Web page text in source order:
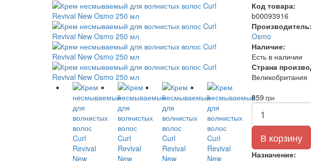
Код товара:
b00093916
Производитель:
Osmo
Наличие:
Есть в наличии
Страна
Великобритания
859 грн
В корзину
Назначение: